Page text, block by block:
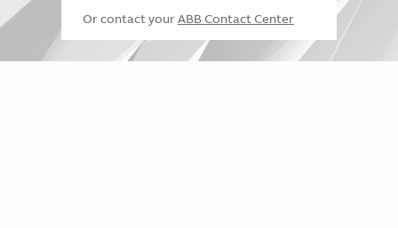
Or contact your ABB Contact Center